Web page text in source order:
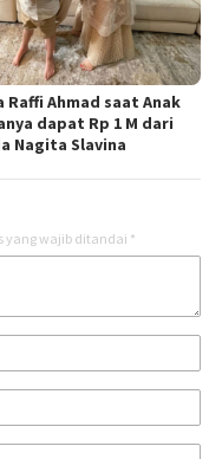
Raffi Ahmad saat Anak
dapat Rp 1 M dari
Nagita Slavina
yang wajib ditandai *